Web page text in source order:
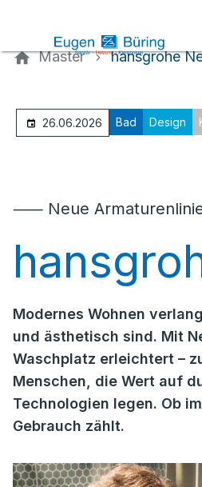
Master hansgrohe
26.06.2026 Bad Design
⸺ Neue
Modernes Wohnen
und ästhetisch sind. Mit
Waschplatz erleichtert –
Menschen, die Wert auf
Technologien legen. Ob
Gebrauch zählt.